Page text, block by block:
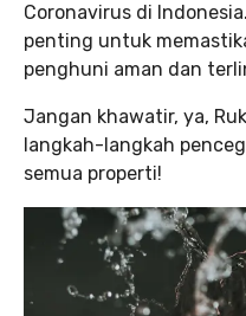
Coronavirus di
penting untuk
penghuni aman dan
Jangan khawatir, ya,
langkah-langkah
semua properti!